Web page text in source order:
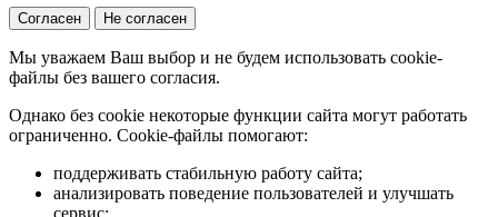
Согласен Не согласен
Мы уважаем Ваш выбор и не будем использовать cookie-
файлы без вашего согласия.
Однако без cookie некоторые функции сайта могут работать
ограниченно. Cookie-файлы помогают:
поддерживать стабильную работу сайта;
анализировать поведение пользователей и улучшать
сервис;